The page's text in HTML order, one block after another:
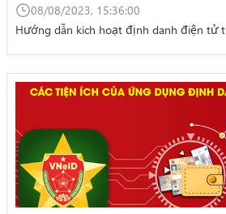
08/08/2023, 15:36:00
Hướng dẫn kích hoạt định danh điện tử